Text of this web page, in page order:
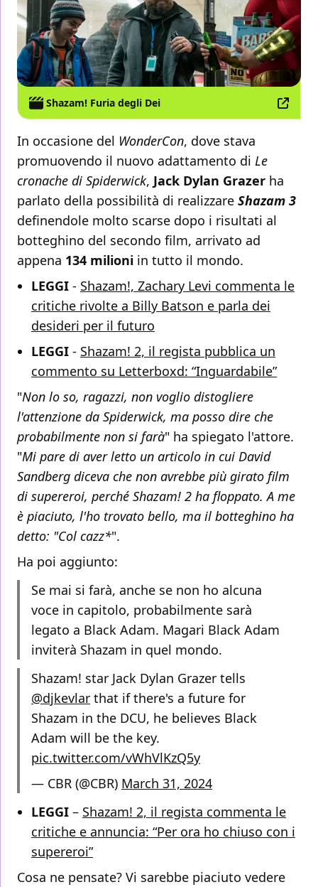
Shazam! Furia degli Dei
In occasione del WonderCon, dove stava
promuovendo il nuovo adattamento di Le
cronache di Spiderwick, Jack Dylan Grazer ha
parlato della possibilità di realizzare Shazam 3
definendole molto scarse dopo i risultati al
botteghino del secondo film, arrivato ad
appena 134 milioni in tutto il mondo.
LEGGI - Shazam!, Zachary Levi commenta le
critiche rivolte a Billy Batson e parla dei
desideri per il futuro
LEGGI - Shazam! 2, il regista pubblica un
commento su Letterboxd: “Inguardabile”
"Non lo so, ragazzi, non voglio distogliere
l'attenzione da Spiderwick, ma posso dire che
probabilmente non si farà" ha spiegato l'attore.
"Mi pare di aver letto un articolo in cui David
Sandberg diceva che non avrebbe più girato film
di supereroi, perché Shazam! 2 ha floppato. A me
è piaciuto, l'ho trovato bello, ma il botteghino ha
detto: "Col cazz*".
Ha poi aggiunto:
Se mai si farà, anche se non ho alcuna
voce in capitolo, probabilmente sarà
legato a Black Adam. Magari Black Adam
inviterà Shazam in quel mondo.
Shazam! star Jack Dylan Grazer tells
@djkevlar that if there's a future for
Shazam in the DCU, he believes Black
Adam will be the key.
pic.twitter.com/vWhVlKzQ5y
— CBR (@CBR) March 31, 2024
LEGGI – Shazam! 2, il regista commenta le
critiche e annuncia: “Per ora ho chiuso con i
supereroi”
Cosa ne pensate? Vi sarebbe piaciuto vedere